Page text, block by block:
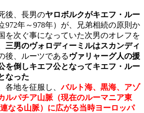
後、長男のヤロボルクがキエフ・ルー
972年～978年）が、兄弟相続の原則か
を次ぐ事になっていた次男のオレフを
三男のヴォロディーミルはスカンディ
後、ルーツである ヴァリャーグ人の援
を倒しキエフ公となってキエフ・ルー
なった
各地を征服し、バルト海、黒海、アゾ
ルパチア山脈（現在のルーマニア東
なる山脈）に広がる当時ヨーロッパ